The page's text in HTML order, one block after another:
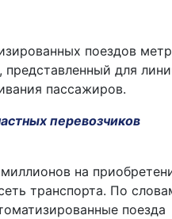
поездов
представленный для
пассажиров.
перевозчиков
на
транспорта. По
поезда